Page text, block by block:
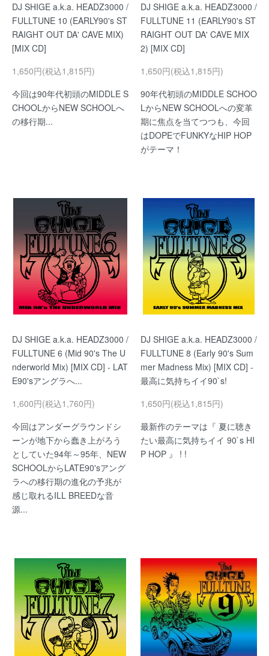
DJ SHIGE a.k.a. HEADZ3000 /
FULLTUNE 10 (EARLY90's ST
RAIGHT OUT DA' CAVE MIX)
[MIX CD]
1,650円(税込1,815円)
今回は90年代初頭のMIDDLE S
CHOOLからNEW SCHOOLへ
の移行期...
DJ SHIGE a.k.a. HEADZ3000 /
FULLTUNE 11 (EARLY90's ST
RAIGHT OUT DA' CAVE MIX
2) [MIX CD]
1,650円(税込1,815円)
90年代初頭のMIDDLE SCHOO
LからNEW SCHOOLへの変革
期に焦点を当てつつも、今回
はDOPEでFUNKYなHIP HOP
がテーマ！
DJ SHIGE a.k.a. HEADZ3000 /
FULLTUNE 6 (Mid 90's The U
nderworld Mix) [MIX CD] - LAT
E90'sアングラへ...
1,600円(税込1,760円)
今回はアンダーグラウンドシ
ーンが地下から蠢き上がろう
としていた94年～95年、NEW
SCHOOLからLATE90'sアング
ラへの移行期の進化の予兆が
感じ取れるILL BREEDな音
源...
DJ SHIGE a.k.a. HEADZ3000 /
FULLTUNE 8 (Early 90's Sum
mer Madness Mix) [MIX CD] -
最高に気持ちイイ90`s!
1,650円(税込1,815円)
最新作のテーマは『 夏に聴き
たい最高に気持ちイイ 90`s HI
P HOP 』 ! !